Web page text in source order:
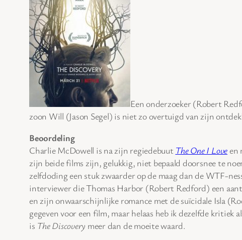
Een onderzoeker (Robert
zoon Will (Jason Segel) is niet zo overtuigd van zijn
Beoordeling
Charlie McDowell is na zijn regiedebuut The One I Love en
zijn beide films zijn, gelukkig, niet bepaald doorsnee te
zelfdoding een stuk zwaarder op de maag dan de WTF-
interviewer die Thomas Harbor (Robert Redford) een
en zijn onwaarschijnlijke romance met de suïcidale Isla
gegeven voor een film, maar helaas heb ik dezelfde kritiek
is The Discovery meer dan de moeite waard.